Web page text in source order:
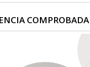
COMPROBADA